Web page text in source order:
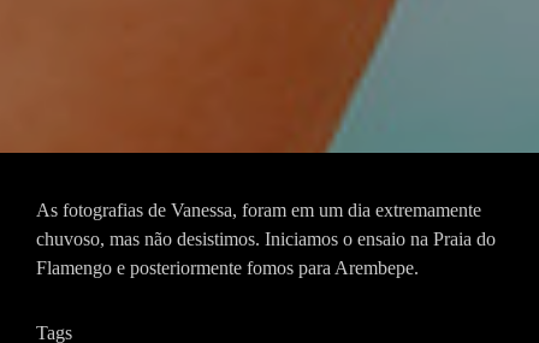
As fotografias de Vanessa, foram em um dia extremamente
chuvoso, mas não desistimos. Iniciamos o ensaio na Praia do
Flamengo e posteriormente fomos para Arembepe.
Tags